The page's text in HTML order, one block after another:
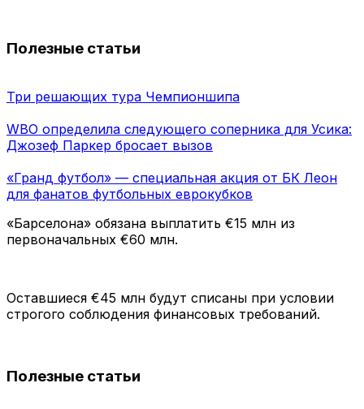
Полезные статьи
Три решающих тура Чемпионшипа
WBO определила следующего соперника для Усика:
Джозеф Паркер бросает вызов
«Гранд футбол» — специальная акция от БК Леон
для фанатов футбольных еврокубков
«Барселона» обязана выплатить €15 млн из
первоначальных €60 млн.
Оставшиеся €45 млн будут списаны при условии
строгого соблюдения финансовых требований.
Полезные статьи